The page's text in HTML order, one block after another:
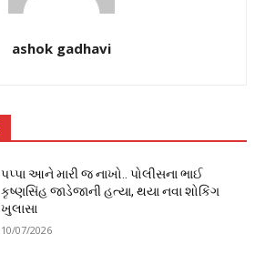
ashok gadhavi
પપ્પા આને મારી જ નાખો.. પોલીસના ભાઈ
કૃષ્ણસિંહ જાડેજાની હત્યા, થયા નવા શોકિંગ
ખુલાસા
10/07/2026